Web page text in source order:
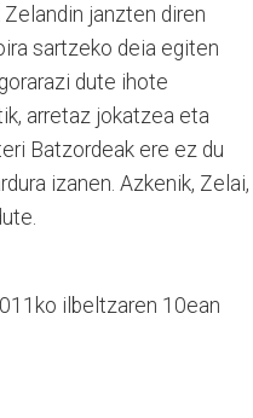
janzten diren
sartzeko deia egiten
dute ihote
arretaz jokatzea eta
Batzordeak ere ez du
izanen. Azkenik, Zelai,
ilbeltzaren 10ean